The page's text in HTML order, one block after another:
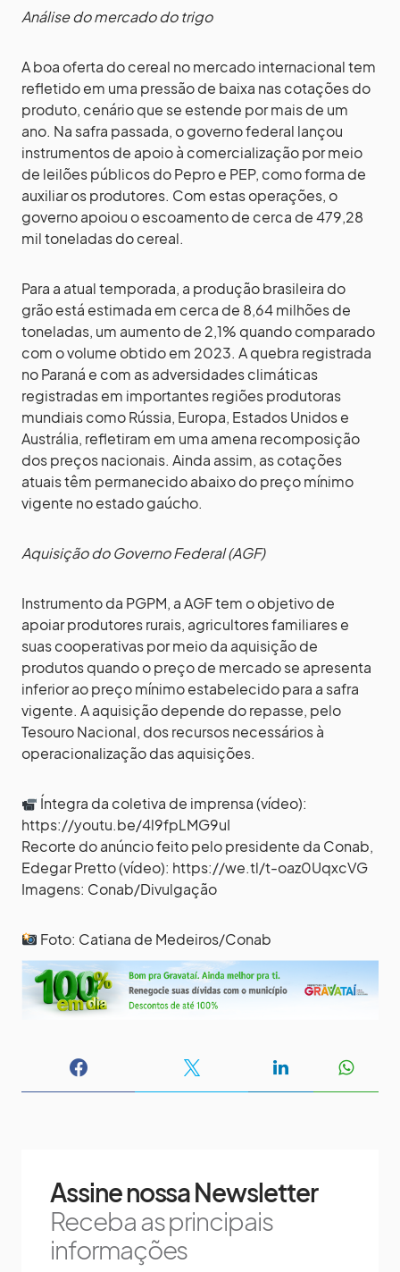
Análise do mercado do trigo
A boa oferta do cereal no mercado internacional tem
refletido em uma pressão de baixa nas cotações do
produto, cenário que se estende por mais de um
ano. Na safra passada, o governo federal lançou
instrumentos de apoio à comercialização por meio
de leilões públicos do Pepro e PEP, como forma de
auxiliar os produtores. Com estas operações, o
governo apoiou o escoamento de cerca de 479,28
mil toneladas do cereal.
Para a atual temporada, a produção brasileira do
grão está estimada em cerca de 8,64 milhões de
toneladas, um aumento de 2,1% quando comparado
com o volume obtido em 2023. A quebra registrada
no Paraná e com as adversidades climáticas
registradas em importantes regiões produtoras
mundiais como Rússia, Europa, Estados Unidos e
Austrália, refletiram em uma amena recomposição
dos preços nacionais. Ainda assim, as cotações
atuais têm permanecido abaixo do preço mínimo
vigente no estado gaúcho.
Aquisição do Governo Federal (AGF)
Instrumento da PGPM, a AGF tem o objetivo de
apoiar produtores rurais, agricultores familiares e
suas cooperativas por meio da aquisição de
produtos quando o preço de mercado se apresenta
inferior ao preço mínimo estabelecido para a safra
vigente. A aquisição depende do repasse, pelo
Tesouro Nacional, dos recursos necessários à
operacionalização das aquisições.
Íntegra da coletiva de imprensa (vídeo):
https://youtu.be/4l9fpLMG9uI
Recorte do anúncio feito pelo presidente da Conab,
Edegar Pretto (vídeo): https://we.tl/t-oaz0UqxcVG
Imagens: Conab/Divulgação
Foto: Catiana de Medeiros/Conab
Assine nossa Newsletter
Receba as principais
informações